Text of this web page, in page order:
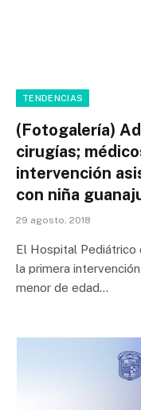
TENDENCIAS
(Fotogalería)
cirugías;
intervención
con niña
29 agosto, 2018
El Hospital Pediátrico
la primera
menor de edad…